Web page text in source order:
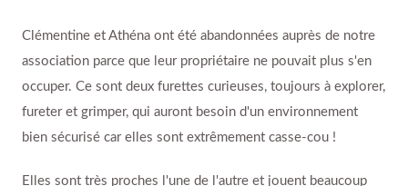
Clémentine et Athéna ont été abandonnées auprès de notre
association parce que leur propriétaire ne pouvait plus s'en
occuper. Ce sont deux furettes curieuses, toujours à explorer,
fureter et grimper, qui auront besoin d'un environnement
bien sécurisé car elles sont extrêmement casse-cou !
Elles sont très proches l'une de l'autre et jouent beaucoup